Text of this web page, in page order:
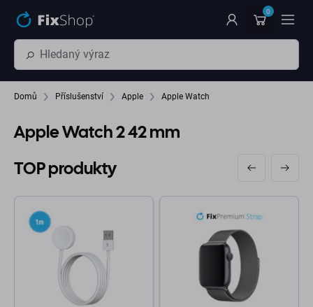
0
Domů Příslušenství Apple Apple Watch
Apple Watch 2 42 mm
TOP produkty